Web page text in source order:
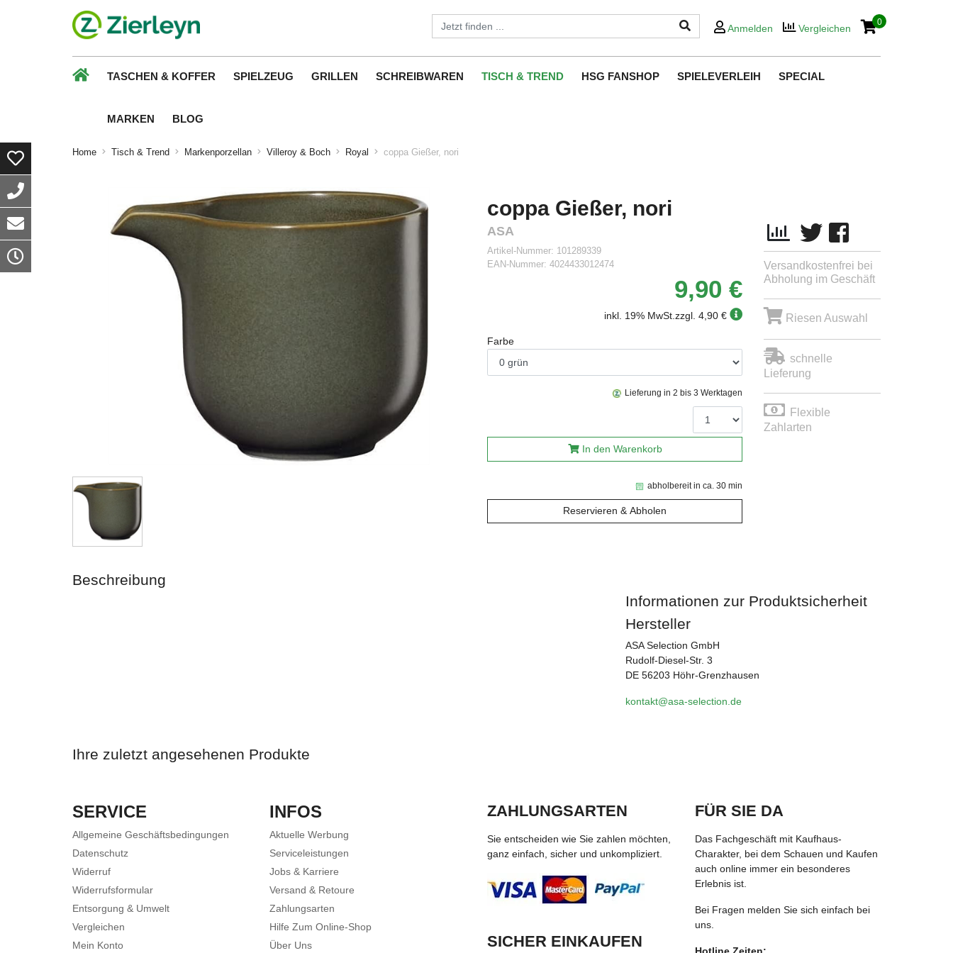
Anmelden Vergleichen
0
TASCHEN & KOFFER SPIELZEUG GRILLEN SCHREIBWAREN TISCH & TREND HSG FANSHOP SPIELEVERLEIH SPECIAL
MARKEN BLOG
Home Tisch & Trend Markenporzellan Villeroy & Boch Royal coppa Gießer, nori
coppa Gießer, nori
ASA
Artikel-Nummer: 101289339
EAN-Nummer: 4024433012474
9,90 €
inkl. 19% MwSt. zzgl. 4,90 €
Farbe
abholbereit in ca. 30 min
Reservieren & Abholen
Lieferung in 2 bis 3 Werktagen
In den Warenkorb
Versandkostenfrei bei
Abholung im Geschäft
Riesen Auswahl
schnelle
Lieferung
Flexible
Zahlarten
Beschreibung
Informationen zur Produktsicherheit
Hersteller
ASA Selection GmbH
Rudolf-Diesel-Str. 3
DE 56203 Höhr-Grenzhausen
kontakt@asa-selection.de
Ihre zuletzt angesehenen Produkte
SERVICE
Allgemeine Geschäftsbedingungen
Datenschutz
Widerruf
Widerrufsformular
Entsorgung & Umwelt
Vergleichen
Mein Konto
INFOS
Aktuelle Werbung
Serviceleistungen
Jobs & Karriere
Versand & Retoure
Zahlungsarten
Hilfe Zum Online-Shop
Über Uns
ZAHLUNGSARTEN
Sie entscheiden wie Sie zahlen möchten,
ganz einfach, sicher und unkompliziert.
SICHER EINKAUFEN
FÜR SIE DA
Das Fachgeschäft mit Kaufhaus-
Charakter, bei dem Schauen und Kaufen
auch online immer ein besonderes
Erlebnis ist.
Bei Fragen melden Sie sich einfach bei
uns.
Hotline Zeiten: